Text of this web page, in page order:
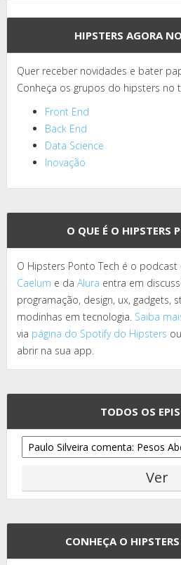
HIPSTERS AGORA
Quer receber novidades e bater
Conheça os grupos do hipsters no
Front End
Back End
Data Science
Inovação
O QUE É O HIPSTERS
O Hipsters Ponto Tech é o
Caelum e da Alura entra em
programação, design, ux, gadgets,
modinhas em tecnologia. Saiba
via página do Spotify do Hipsters
abrir na sua app.
TODOS OS
CONHEÇA O